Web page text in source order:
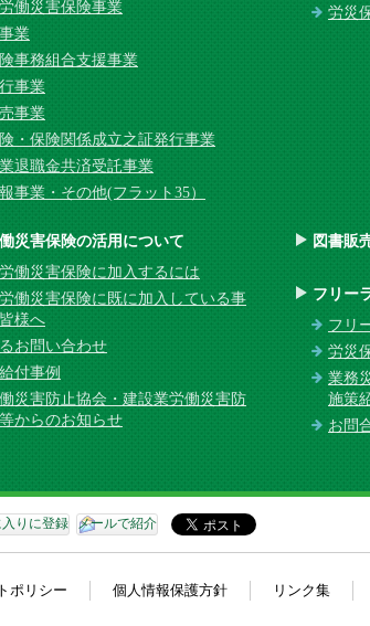
働災害保険事業
業
事務組合支援事業
事業
事業
・保険関係成立之証発行事業
退職金共済受託事業
事業・その他(フラット35）
労災
災害保険の活用について
働災害保険に加入するには
働災害保険に既に加入している事
様へ
お問い合わせ
付事例
災害防止協会・建設業労働災害防
からのお知らせ
図書販
フリー
フリ
労災
業務
施策
お問
りに登録 メールで紹介
ポリシー 個人情報保護方針 リンク集